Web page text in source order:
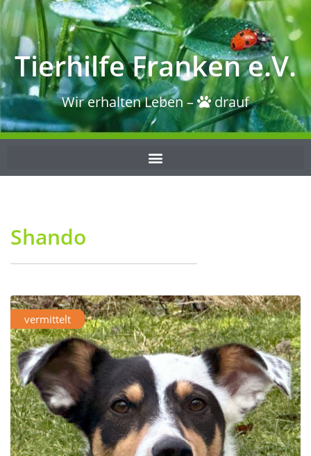
Tierhilfe Franken e.V.
Wir erhalten Leben – drauf
Shando
vermittelt